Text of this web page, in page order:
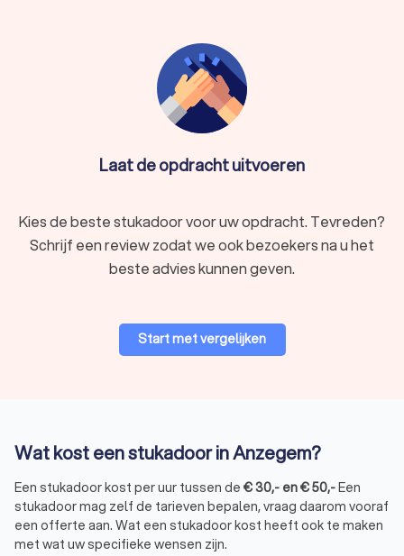
Laat de opdracht uitvoeren
Kies de beste stukadoor voor uw opdracht. Tevreden?
Schrijf een review zodat we ook bezoekers na u het
beste advies kunnen geven.
Start met vergelijken
Wat kost een stukadoor in Anzegem?
Een stukadoor kost per uur tussen de €30,- en€50,-Een
stukadoor mag zelf de tarieven bepalen, vraag daarom vooraf
een offerte aan. Wat een stukadoor kost heeft ook te maken
met wat uw specifieke wensen zijn.